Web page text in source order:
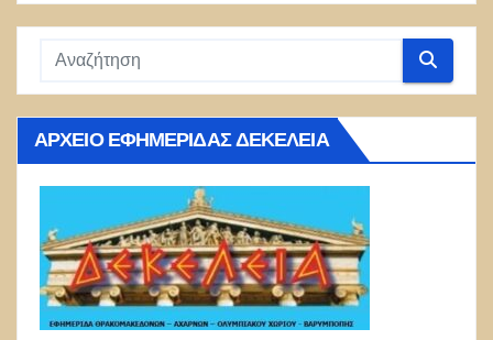
ΑΡΧΕΊΟ ΕΦΗΜΕΡΊΔΑΣ ΔΕΚΈΛΕΙΑ